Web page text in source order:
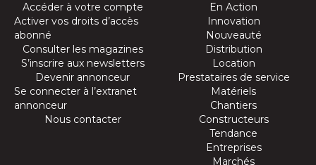
Accéder à votre compte
Activer vos droits d’accès
abonné
Consulter les magazines
S’inscrire aux newsletters
Devenir annonceur
Se connecter à l’extranet
annonceur
Nous contacter
En Action
Innovation
Nouveauté
Distribution
Location
Prestataires de service
Matériels
Chantiers
Constructeurs
Tendance
Entreprises
Marchés